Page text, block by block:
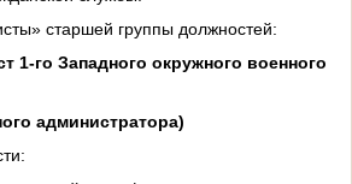
старшей группы должностей:
1-го Западного окружного военного
администратора)